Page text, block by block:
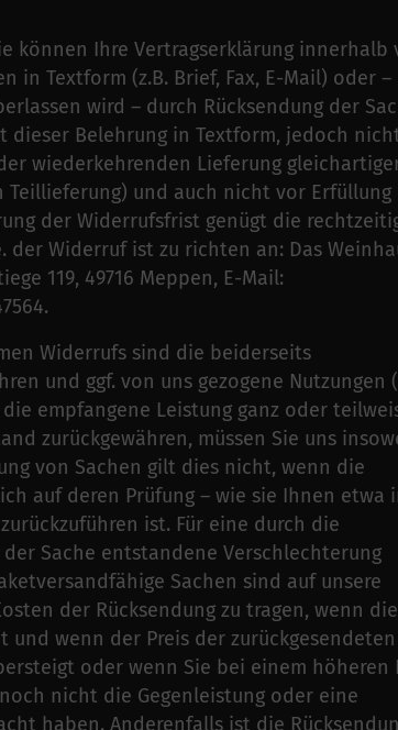
können Ihre Vertragserklärung innerhalb
in Textform (z.B. Brief, Fax, E-Mail) oder –
wird – durch Rücksendung der
dieser Belehrung in Textform, jedoch
wiederkehrenden Lieferung
und auch nicht vor Erfüllung
der Widerrufsfrist genügt die
der Widerruf ist zu richten an: Das
119, 49716 Meppen, E-Mail:
Widerrufs sind die beiderseits
und ggf. von uns gezogene Nutzungen
empfangene Leistung ganz oder
zurückgewähren, müssen Sie uns
von Sachen gilt dies nicht, wenn die
auf deren Prüfung – wie sie Ihnen etwa
ist. Für eine durch die
Sache entstandene Verschlechterung
Sachen sind auf unsere
der Rücksendung zu tragen, wenn die
wenn der Preis der zurückgesendeten
oder wenn Sie bei einem höheren
nicht die Gegenleistung oder eine
haben. Anderenfalls ist die